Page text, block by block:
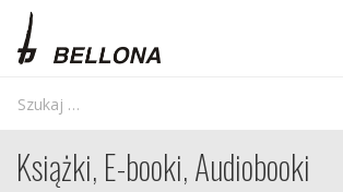
Książki, E-booki, Audiobooki